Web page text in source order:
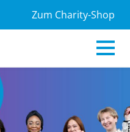
Zum Charity-Shop